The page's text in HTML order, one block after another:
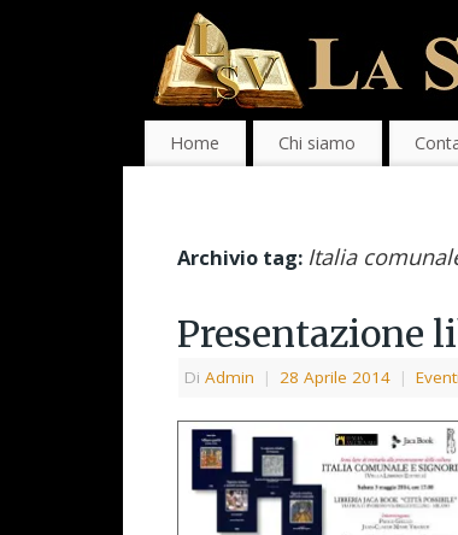
Home Chi siamo
Archivio tag: Italia
Presentazione
Di Admin | 28 Aprile 2014 | Eventi